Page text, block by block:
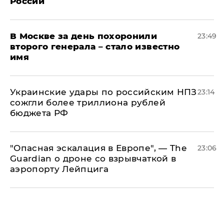
В Москве за день похоронили
второго генерала – стало известно
имя
23:49
Украинские удары по российским НПЗ
сожгли более триллиона рублей
бюджета РФ
23:14
"Опасная эскалация в Европе", — The
Guardian о дроне со взрывчаткой в
аэропорту Лейпцига
23:06